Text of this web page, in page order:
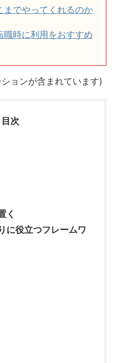
までやってくれるのか
職時に利用をおすすめ
ョンが含まれています)
目次
く
に役立つフレームワ